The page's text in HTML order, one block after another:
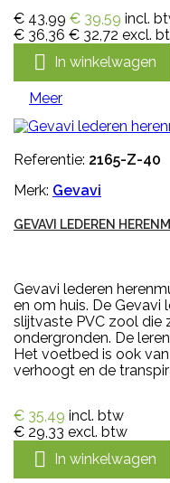
€ 43,99 € 39,59 incl.
€ 36,36 € 32,72 excl.
 In winkelwagen
Meer
Referentie: 2165-Z-40
Merk: Gevavi
GEVAVI LEDEREN
Gevavi lederen
en om huis. De Gevavi
slijtvaste PVC zool
ondergronden. De
Het voetbed is ook
verhoogt en de
€ 35,49 incl. btw
€ 29,33 excl. btw
 In winkelwagen